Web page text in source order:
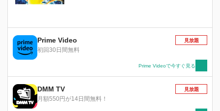
Prime Video
初回30日間無料
見放題
Prime Videoで今すぐ見る
DMM TV
月額550円が14日間無料！
見放題